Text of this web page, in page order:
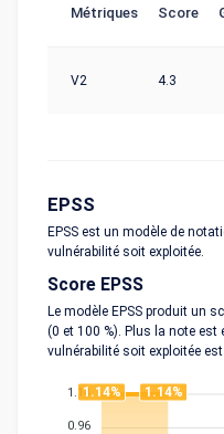
Métriques Score
V2 4.3
EPSS
EPSS est un modèle de
vulnérabilité soit exploitée.
Score EPSS
Le modèle EPSS produit un
(0 et 100 %). Plus la note est
vulnérabilité soit exploitée
1.14
0.96
1.14% 1.14%